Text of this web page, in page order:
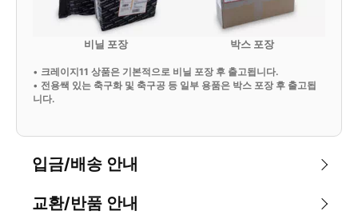
비닐 포장 박스 포장
• 크레이지11 상품은 기본적으로 비닐 포장 후 출고됩니다.
• 전용쌕 있는 축구화 및 축구공 등 일부 용품은 박스 포장 후 출고됩
니다.
입금/배송 안내
교환/반품 안내